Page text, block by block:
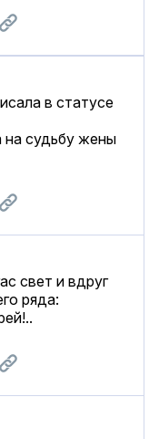
в статусе
на судьбу жены
свет и вдруг
ряда: